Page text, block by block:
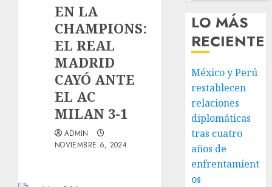
EN LA
CHAMPIONS:
EL REAL
MADRID
CAYÓ ANTE
EL AC
MILAN 3-1
ADMIN
NOVIEMBRE 6, 2024
LO MÁS
RECIENTE
México y Perú
restablecen
relaciones
diplomáticas
tras cuatro
años de
enfrentamient
os